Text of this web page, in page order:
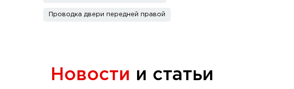
Проводка двери передней правой
Новости и статьи